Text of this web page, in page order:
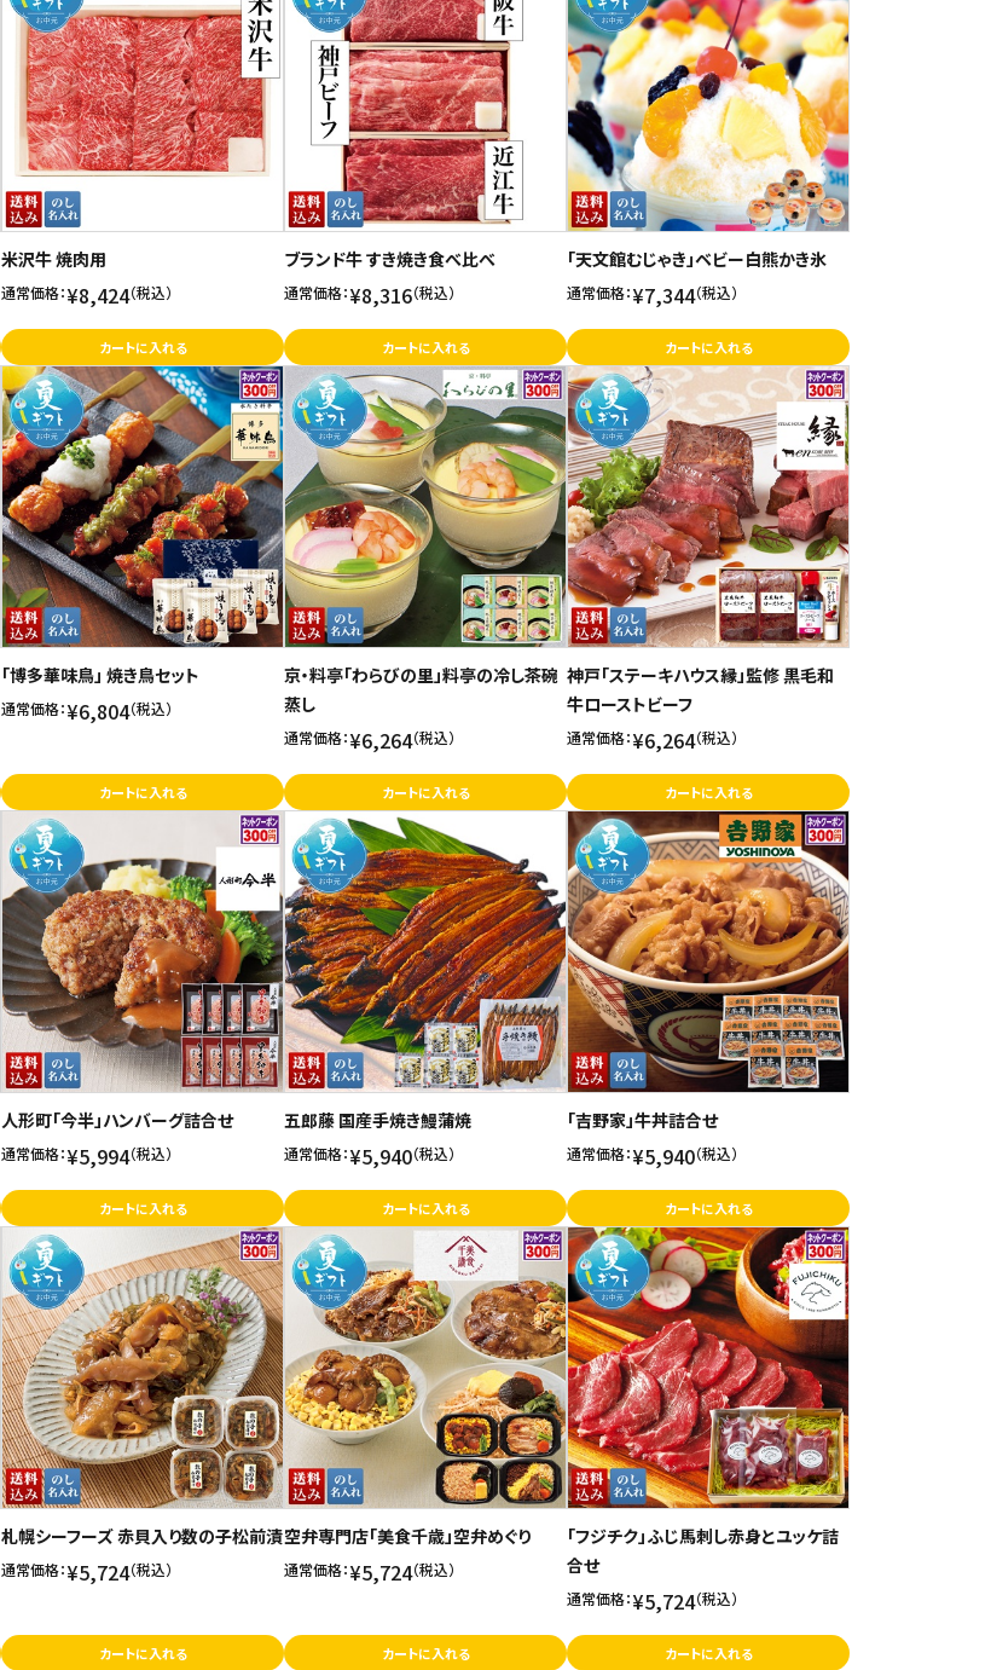
米沢牛 焼肉用
通常価格：¥8,424（税込）
カートに入れる
ブランド牛 すき焼き食べ比べ
通常価格：¥8,316（税込）
カートに入れる
「天文館むじゃき」ベビー白熊かき氷
通常価格：¥7,344（税込）
カートに入れる
「博多華味鳥」 焼き鳥セット
通常価格：¥6,804（税込）
カートに入れる
京・料亭「わらびの里」料亭の冷し茶碗
蒸し
通常価格：¥6,264（税込）
カートに入れる
神戸「ステーキハウス縁」監修 黒毛和
牛ローストビーフ
通常価格：¥6,264（税込）
カートに入れる
人形町「今半」ハンバーグ詰合せ
通常価格：¥5,994（税込）
カートに入れる
五郎藤 国産手焼き鰻蒲焼
通常価格：¥5,940（税込）
カートに入れる
「吉野家」牛丼詰合せ
通常価格：¥5,940（税込）
カートに入れる
札幌シーフーズ 赤貝入り数の子松前漬
通常価格：¥5,724（税込）
カートに入れる
空弁専門店「美食千歳」空弁めぐり
通常価格：¥5,724（税込）
カートに入れる
「フジチク」ふじ馬刺し赤身とユッケ詰
合せ
通常価格：¥5,724（税込）
カートに入れる